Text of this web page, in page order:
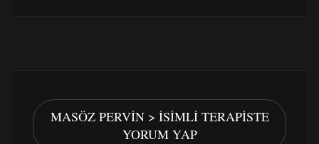
MASÖZ PERVIN > İSIMLI TERAPISTE
YORUM YAP